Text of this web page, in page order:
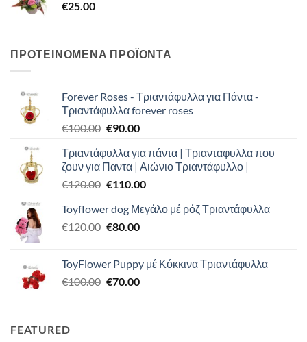
€25.00
ΠΡΟΤΕΙΝΟΜΕΝΑ ΠΡΟΪΟΝΤΑ
Forever Roses - Τριαντάφυλλα για Πάντα -
Τριαντάφυλλα forever roses
€100.00 Original
was:
€100.00.
€90.00Η
τιμή
είναι:
€90.00.
Τριαντάφυλλα για πάντα | Τριανταφυλλα που
ζουν για Παντα | Αιώνιο Τριαντάφυλλο |
€120.00 Original
was:
€120.00.
€110.00Η
τιμή
Toyflower dog Μεγάλο μέ ρόζ Τριαντάφυλλα
€120.00 Original
€120.00.
€80.00Η
είναι:
€80.00.
ToyFlower Puppy μέ Κόκκινα Τριαντάφυλλα
€100.00 Original
€70.00Η
FEATURED